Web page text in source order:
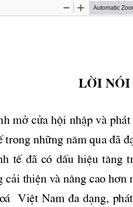
Zoom
Zoom
Lêi nãi
më cöa héi nhËp vμ ph ̧t
trong nh÷ng n ̈m qua ®·
tÕ  ®·  cã  dÊu  hiÖu  t ̈ng
c¶i thiÖn vμ n©ng cao h¬n
ViÖt Nam ®a d¹ng, ph